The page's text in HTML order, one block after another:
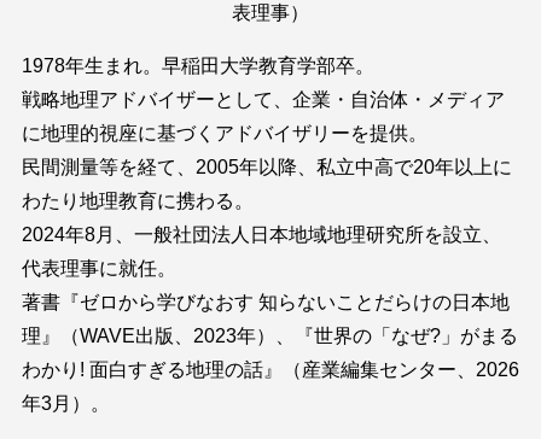
表理事）
1978年生まれ。早稲田大学教育学部卒。
戦略地理アドバイザーとして、企業・自治体・メディア
に地理的視座に基づくアドバイザリーを提供。
民間測量等を経て、2005年以降、私立中高で20年以上に
わたり地理教育に携わる。
2024年8月、一般社団法人日本地域地理研究所を設立、
代表理事に就任。
著書『ゼロから学びなおす 知らないことだらけの日本地
理』（WAVE出版、2023年）、『世界の「なぜ?」がまる
わかり! 面白すぎる地理の話』（産業編集センター、2026
年3月）。